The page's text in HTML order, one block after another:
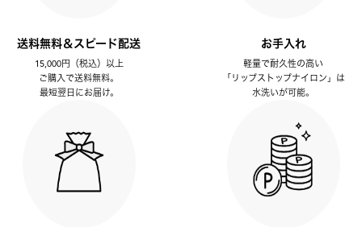
送料無料＆スピード配送
15,000円（税込）以上
ご購入で送料無料。
最短翌日にお届け。
お手入れ
軽量で耐久性の高い
「リップストップナイロン」は
水洗いが可能。